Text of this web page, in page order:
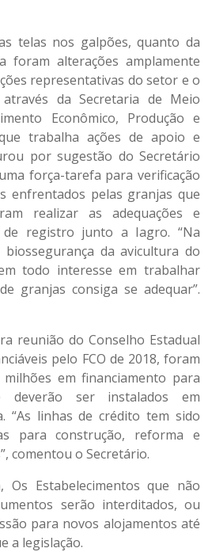
telas nos galpões, quanto da
foram alterações amplamente
representativas do setor e o
da Secretaria de Meio
Econômico, Produção e
trabalha ações de apoio e
por sugestão do Secretário
força-tarefa para verificação
enfrentados pelas granjas que
realizar as adequações e
registro junto a Iagro. “Na
da avicultura do
todo interesse em trabalhar
granjas consiga se adequar”.
reunião do Conselho Estadual
pelo FCO de 2018, foram
milhões em financiamento para
deverão ser instalados em
“As linhas de crédito tem sido
para construção, reforma e
comentou o Secretário.
Os Estabelecimentos que não
serão interditados, ou
para novos alojamentos até
a legislação.